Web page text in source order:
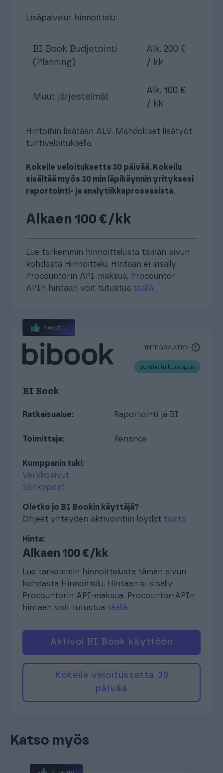
Lisäpalvelut hinnoittelu:
BI Book Budjetointi
(Planning)
Alk. 200 €
/ kk
Muut järjestelmät
Alk. 100 €
/ kk
Hintoihin lisätään ALV. Mahdolliset lisätyöt
tuntiveloituksella.
Kokeile veloituksetta 30 päivää. Kokeilu
sisältää myös 30 min läpikäynnin yrityksesi
raportointi- ja analytiikkaprosessista.
Alkaen 100 €/kk
Lue tarkemmin hinnoittelusta tämän sivun
kohdasta Hinnoittelu. Hintaan ei sisälly
Procountorin API-maksua. Procountor-
APIn hintaan voit tutustua täällä.
Suosittu
INTEGRAATIO
Sertifioitu kumppani
BI Book
Ratkaisualue: Raportointi ja BI
Toimittaja: Renance
Kumppanin tuki:
Verkkosivut
Sähköposti
Oletko jo BI Bookin käyttäjä?
Ohjeet yhteyden aktivointiin löydät täältä
Hinta:
Alkaen 100 €/kk
Lue tarkemmin hinnoittelusta tämän sivun
kohdasta Hinnoittelu. Hintaan ei sisälly
Procountorin API-maksua. Procountor-APIn
hintaan voit tutustua täällä.
Aktivoi BI Book käyttöön
Kokeile veloituksetta 30
päivää
Katso myös